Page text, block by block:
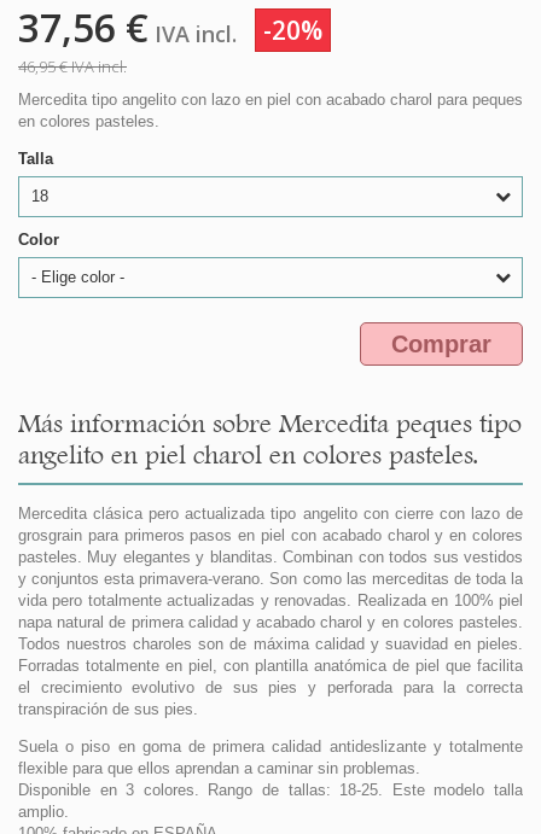
37,56 € IVA incl. -20%
46,95 €IVA incl.
Mercedita tipo angelito con lazo en piel con acabado charol para peques
en colores pasteles.
Talla
18
Color
- Elige color -
Comprar
Más información sobre Mercedita peques tipo
angelito en piel charol en colores pasteles.
Mercedita clásica pero actualizada tipo angelito con cierre con lazo de
grosgrain para primeros pasos en piel con acabado charol y en colores
pasteles. Muy elegantes y blanditas. Combinan con todos sus vestidos
y conjuntos esta primavera-verano. Son como las merceditas de toda la
vida pero totalmente actualizadas y renovadas. Realizada en 100% piel
napa natural de primera calidad y acabado charol y en colores pasteles.
Todos nuestros charoles son de máxima calidad y suavidad en pieles.
Forradas totalmente en piel, con plantilla anatómica de piel que facilita
el crecimiento evolutivo de sus pies y perforada para la correcta
transpiración de sus pies.
Suela o piso en goma de primera calidad antideslizante y totalmente
flexible para que ellos aprendan a caminar sin problemas.
Disponible en 3 colores. Rango de tallas: 18-25. Este modelo talla
amplio.